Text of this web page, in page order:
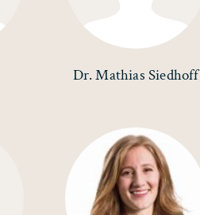
Dr. Mathias Siedhoff